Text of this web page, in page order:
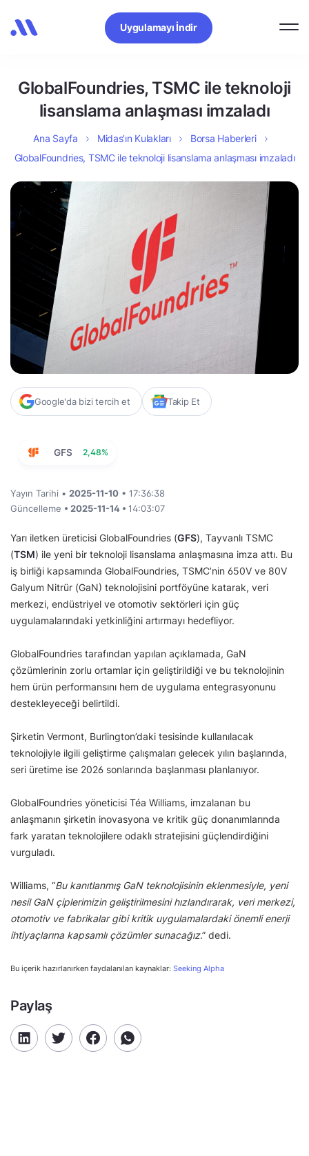
Uygulamayı İndir
GlobalFoundries, TSMC ile teknoloji
lisanslama anlaşması imzaladı
Ana Sayfa Midas’ın Kulakları
Borsa Haberleri
GlobalFoundries, TSMC ile teknoloji lisanslama anlaşması imzaladı
Google'da bizi tercih et Takip Et
GFS 2,48%
Yayın Tarihi • 2025-11-10 • 17:36:38
Güncelleme • 2025-11-14 • 14:03:07
Yarı iletken üreticisi GlobalFoundries (GFS), Tayvanlı TSMC
(TSM) ile yeni bir teknoloji lisanslama anlaşmasına imza attı. Bu
iş birliği kapsamında GlobalFoundries, TSMC’nin 650V ve 80V
Galyum Nitrür (GaN) teknolojisini portföyüne katarak, veri
merkezi, endüstriyel ve otomotiv sektörleri için güç
uygulamalarındaki yetkinliğini artırmayı hedefliyor.
GlobalFoundries tarafından yapılan açıklamada, GaN
çözümlerinin zorlu ortamlar için geliştirildiği ve bu teknolojinin
hem ürün performansını hem de uygulama entegrasyonunu
destekleyeceği belirtildi.
Şirketin Vermont, Burlington’daki tesisinde kullanılacak
teknolojiyle ilgili geliştirme çalışmaları gelecek yılın başlarında,
seri üretime ise 2026 sonlarında başlanması planlanıyor.
GlobalFoundries yöneticisi Téa Williams, imzalanan bu
anlaşmanın şirketin inovasyona ve kritik güç donanımlarında
fark yaratan teknolojilere odaklı stratejisini güçlendirdiğini
vurguladı.
Williams, “Bu kanıtlanmış GaN teknolojisinin eklenmesiyle, yeni
nesil GaN çiplerimizin geliştirilmesini hızlandırarak, veri merkezi,
otomotiv ve fabrikalar gibi kritik uygulamalardaki önemli enerji
ihtiyaçlarına kapsamlı çözümler sunacağız.” dedi.
Bu içerik hazırlanırken faydalanılan kaynaklar: Seeking Alpha
Paylaş